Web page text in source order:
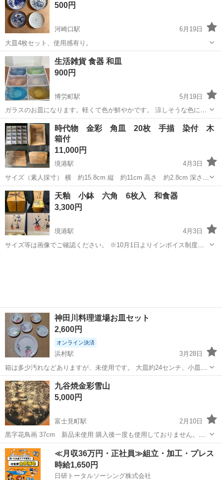
500円
河崎口駅
6月19日
大皿4枚セット、使用感有り。
鳥取 米子市 河崎口駅 食器
生活雑貨 食器 和皿
900円
博労町駅
5月19日
ガラスのお皿になります。軽くて色が鮮やかです。 涼しそうな色にな
りますのでこれからの季節にちょうどよさそうです。計６枚になりま
す。 新品未使用です。
鳥取 米子市 博労町駅 食器 ガラス
時代物 金彩 角皿 20枚 手描 染付 木
箱付
11,000円
境港駅
4月3日
サイズ（素人採寸） 横 約15.8cm 縦 約11cm 高さ 約2.8cm 深さ
約1.5cm 古い食器になりますので一つ一つ大きさには個体差があり 絵
柄も基本構成は同じですが手描きのため...
鳥取 米子市 境港駅 食器
天釉 小鉢 六角 6枚入 和食器
3,300円
境港駅
4月3日
サイズ等は画像でご確認ください。 ※10月1日よりインボイス制度が
神田川料理道場お皿セット
2,600円
オンライン決済
浜村駅
3月28日
箱は多少汚れなどありますが、未使用です。 大皿約24センチ、小皿５
枚約14センチ、お箸約32センチ
鳥取 鳥取市 浜村駅 食器
九谷焼金彩雪山
5,000円
富士見町駅
2月10日
黒字花鳥画 37cm 新品未使用 購入後一度も使用しておりません。木
箱に入れてお渡しします。
鳥取 米子市 富士見町駅 食器 九谷焼
≪月収36万円・正社員≫組立・加工・プレス
時給1,650円
日研トータルソーシング株式会社